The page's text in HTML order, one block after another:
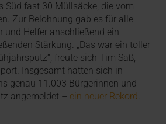
Süd fast 30 Müllsäcke, die vom
Zur Belohnung gab es für alle
und Helfer anschließend ein
Stärkung. „Das war ein toller
freute sich Tim Saß,
Insgesamt hatten sich in
genau 11.003 Bürgerinnen und
angemeldet – ein neuer Rekord.